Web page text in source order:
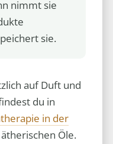
nimmt sie
sie.
auf Duft und
du in
in der
Öle.